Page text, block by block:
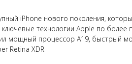
iPhone нового поколения,
технологии Apple по более
мощный процессор A19, быстрый
Retina XDR